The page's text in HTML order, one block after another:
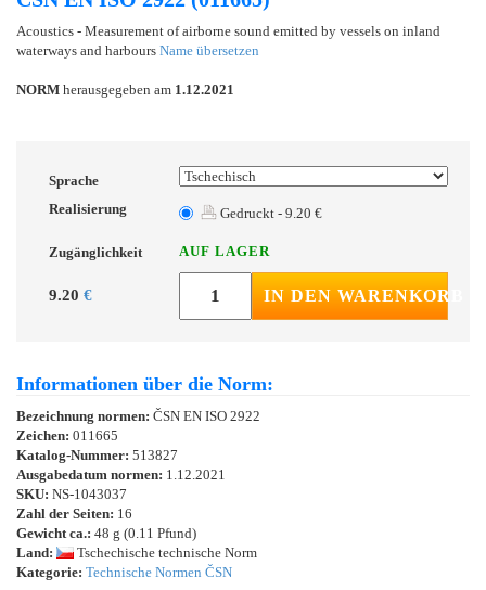
Acoustics - Measurement of airborne sound emitted by vessels on inland
waterways and harbours Name übersetzen
NORM herausgegeben am 1.12.2021
Sprache
Realisierung
Gedruckt - 9.20 €
Zugänglichkeit AUF LAGER
9.20 € IN DEN WARENKORB
Informationen über die Norm:
Bezeichnung normen: ČSN EN ISO 2922
Zeichen: 011665
Katalog-Nummer: 513827
Ausgabedatum normen: 1.12.2021
SKU: NS-1043037
Zahl der Seiten: 16
Gewicht ca.: 48 g (0.11 Pfund)
Land:
Tschechische technische Norm
Kategorie: Technische Normen ČSN